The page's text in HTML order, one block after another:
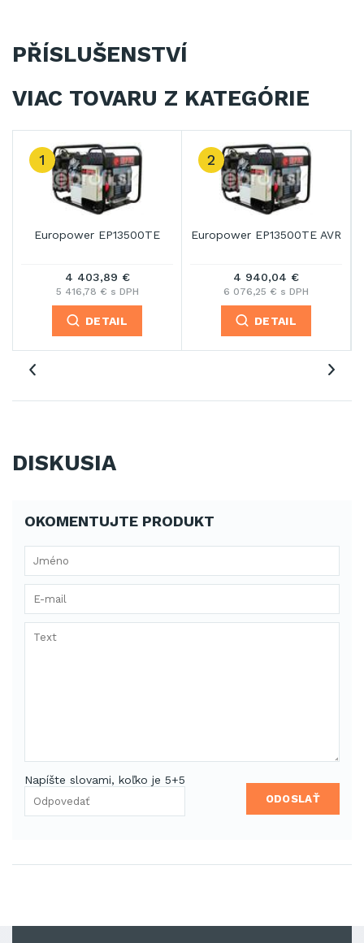
PŘÍSLUŠENSTVÍ
VIAC TOVARU Z KATEGÓRIE
1
Europower EP13500TE
4 403,89 €
5 416,78 € s DPH
DETAIL
2
Europower EP13500TE AVR
4 940,04 €
6 076,25 € s DPH
DETAIL
DISKUSIA
OKOMENTUJTE PRODUKT
Napíšte slovami, koľko je 5+5
ODOSLAŤ